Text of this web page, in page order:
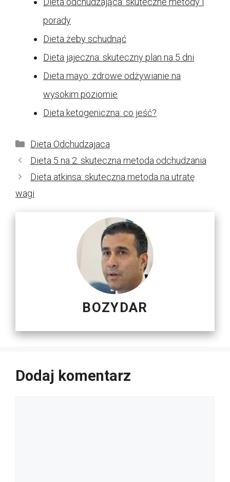
porady
Dieta żeby schudnąć
Dieta jajeczna: skuteczny plan na 5 dni
Dieta mayo: zdrowe odżywianie na
wysokim poziomie
Dieta ketogeniczna: co jeść?
Kategorie
Dieta Odchudzajaca
Dieta 5 na 2: skuteczna metoda odchudzania
Dieta atkinsa: skuteczna metoda na utratę
wagi
BOZYDAR
Dodaj komentarz